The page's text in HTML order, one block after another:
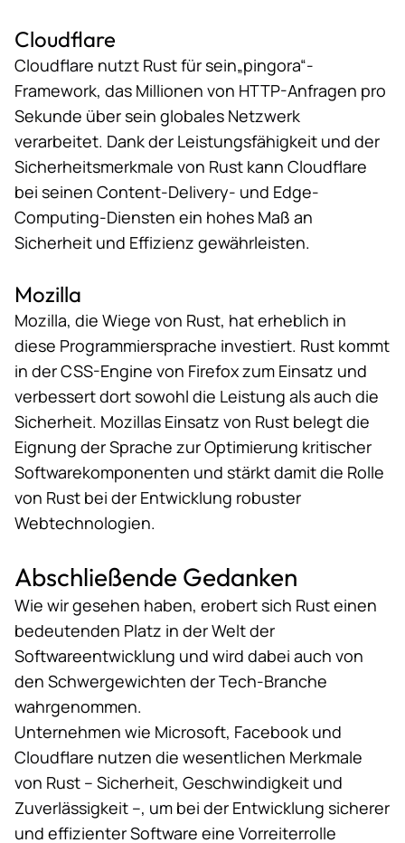
Cloudflare
Cloudflare nutzt Rust für sein„pingora“-
Framework, das Millionen von HTTP-Anfragen pro
Sekunde über sein globales Netzwerk
verarbeitet. Dank der Leistungsfähigkeit und der
Sicherheitsmerkmale von Rust kann Cloudflare
bei seinen Content-Delivery- und Edge-
Computing-Diensten ein hohes Maß an
Sicherheit und Effizienz gewährleisten.
Mozilla
Mozilla, die Wiege von Rust, hat erheblich in
diese Programmiersprache investiert. Rust kommt
in der CSS-Engine von Firefox zum Einsatz und
verbessert dort sowohl die Leistung als auch die
Sicherheit. Mozillas Einsatz von Rust belegt die
Eignung der Sprache zur Optimierung kritischer
Softwarekomponenten und stärkt damit die Rolle
von Rust bei der Entwicklung robuster
Webtechnologien.
Abschließende Gedanken
Wie wir gesehen haben, erobert sich Rust einen
bedeutenden Platz in der Welt der
Softwareentwicklung und wird dabei auch von
den Schwergewichten der Tech-Branche
wahrgenommen.
Unternehmen wie Microsoft, Facebook und
Cloudflare nutzen die wesentlichen Merkmale
von Rust – Sicherheit, Geschwindigkeit und
Zuverlässigkeit –, um bei der Entwicklung sicherer
und effizienter Software eine Vorreiterrolle